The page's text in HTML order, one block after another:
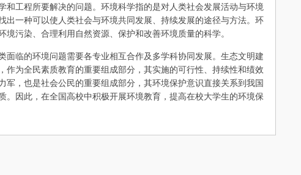
和工程所要解决的问题。环境科学指的是对人类社会发展活动与环境
出一种可以使人类社会与环境共同发展、持续发展的途径与方法。环
污染、合理利用自然资源、保护和改善环境质量的科学。
临的环境问题需要各专业相互合作及多学科协同发展。生态文明建
作为全民素质教育的重要组成部分，其实施的可行性、持续性和绩效
军，也是社会公民的重要组成部分，其环境保护意识直接关系到我国
。因此，在全国高校中积极开展环境教育，提高在校大学生的环境保